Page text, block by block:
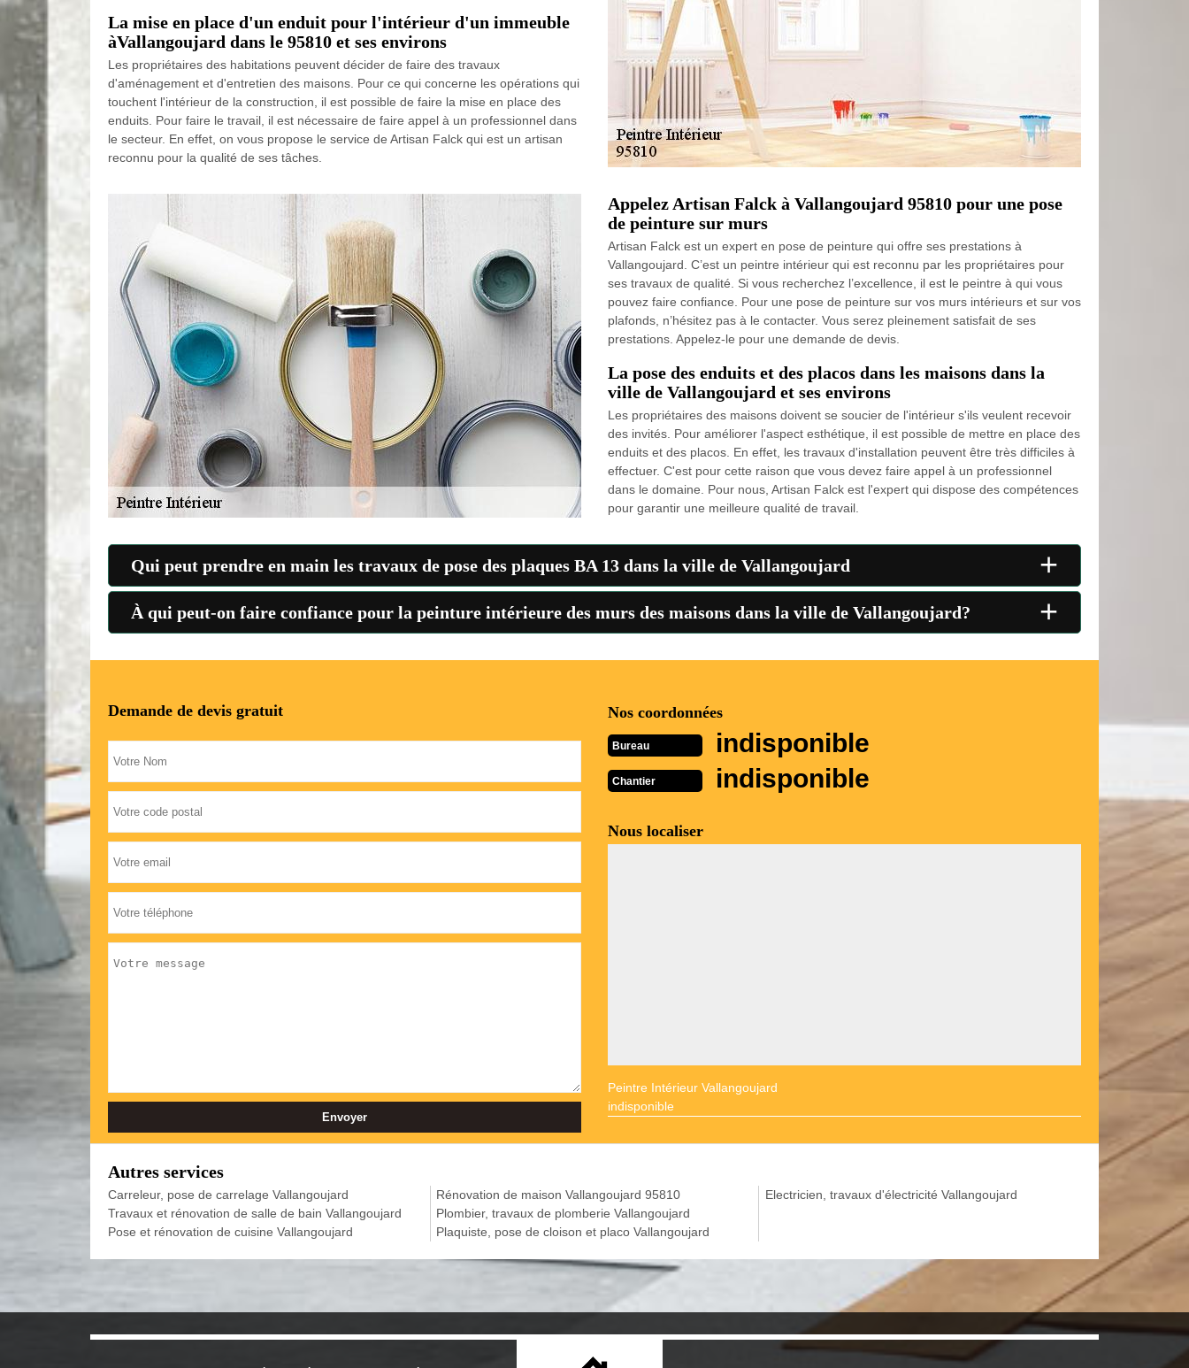
La mise en place d'un enduit pour l'intérieur d'un immeuble
àVallangoujard dans le 95810 et ses environs
Les propriétaires des habitations peuvent décider de faire des travaux
d'aménagement et d'entretien des maisons. Pour ce qui concerne les opérations qui
touchent l'intérieur de la construction, il est possible de faire la mise en place des
enduits. Pour faire le travail, il est nécessaire de faire appel à un professionnel dans
le secteur. En effet, on vous propose le service de Artisan Falck qui est un artisan
reconnu pour la qualité de ses tâches.
Appelez Artisan Falck à Vallangoujard 95810 pour une pose
de peinture sur murs
Artisan Falck est un expert en pose de peinture qui offre ses prestations à
Vallangoujard. C’est un peintre intérieur qui est reconnu par les propriétaires pour
ses travaux de qualité. Si vous recherchez l’excellence, il est le peintre à qui vous
pouvez faire confiance. Pour une pose de peinture sur vos murs intérieurs et sur vos
plafonds, n’hésitez pas à le contacter. Vous serez pleinement satisfait de ses
prestations. Appelez-le pour une demande de devis.
La pose des enduits et des placos dans les maisons dans la
ville de Vallangoujard et ses environs
Les propriétaires des maisons doivent se soucier de l'intérieur s'ils veulent recevoir
des invités. Pour améliorer l'aspect esthétique, il est possible de mettre en place des
enduits et des placos. En effet, les travaux d'installation peuvent être très difficiles à
effectuer. C'est pour cette raison que vous devez faire appel à un professionnel
dans le domaine. Pour nous, Artisan Falck est l'expert qui dispose des compétences
pour garantir une meilleure qualité de travail.
Qui peut prendre en main les travaux de pose des plaques BA 13 dans la ville de Vallangoujard +
À qui peut-on faire confiance pour la peinture intérieure des murs des maisons dans la ville de Vallangoujard? +
Demande de devis gratuit Nos coordonnées
Bureau indisponible
Chantier indisponible
Nous localiser
Peintre Intérieur Vallangoujard
indisponible
Autres services
Carreleur, pose de carrelage Vallangoujard
Travaux et rénovation de salle de bain Vallangoujard
Pose et rénovation de cuisine Vallangoujard
Rénovation de maison Vallangoujard 95810
Plombier, travaux de plomberie Vallangoujard
Plaquiste, pose de cloison et placo Vallangoujard
Electricien, travaux d'électricité Vallangoujard